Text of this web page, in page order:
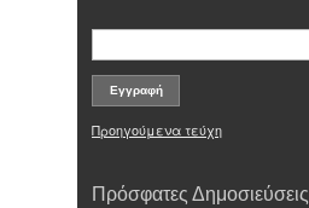
Προηγούμενα τεύχη
Πρόσφατες Δημοσιεύσεις